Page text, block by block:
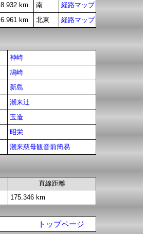
8.932 km 南
経路マップ
6.961 km 北東 経路マップ
神崎
鳩崎
新島
潮来辻
玉造
昭栄
潮来慈母観音前簡易
直線距離
175.346 km
トップページ